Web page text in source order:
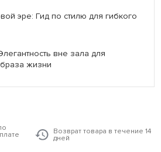
эре: Гид по стилю для гибкого
вне зала для
жизни
Возврат товара в течение 14
дней